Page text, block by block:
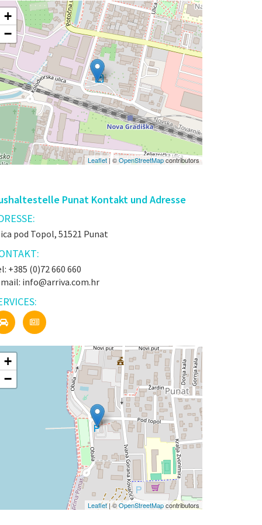
+
−
Leaflet| ©OpenStreetMapcontributors
Punat Kontakt und Adresse
pod Topol, 51521 Punat
+385 (0)72 660 660
info@arriva.com.hr
+
−
Leaflet| ©OpenStreetMapcontributors